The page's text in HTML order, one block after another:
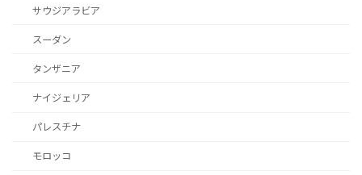
サウジアラビア
スーダン
タンザニア
ナイジェリア
パレスチナ
モロッコ